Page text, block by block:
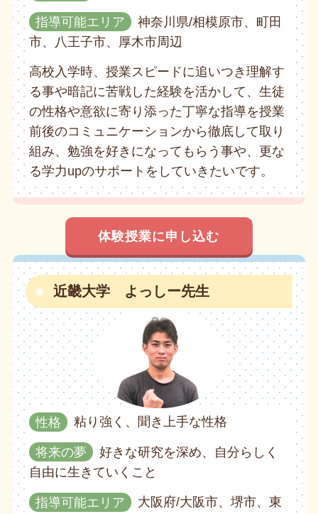
指導可能エリア
神奈川県/相模原市、町田
市、八王子市、厚木市周辺
高校入学時、授業スピードに追いつき理解す
る事や暗記に苦戦した経験を活かして、生徒
の性格や意欲に寄り添った丁寧な指導を授業
前後のコミュニケーションから徹底して取り
組み、勉強を好きになってもらう事や、更な
る学力upのサポートをしていきたいです。
体験授業に申し込む
近畿大学 よっしー先生
性格 粘り強く、聞き上手な性格
将来の夢
好きな研究を深め、自分らしく
自由に生きていくこと
指導可能エリア
大阪府/大阪市、堺市、東